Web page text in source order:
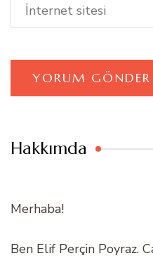
Hakkımda
Merhaba!
Ben Elif Perçin Poyraz.